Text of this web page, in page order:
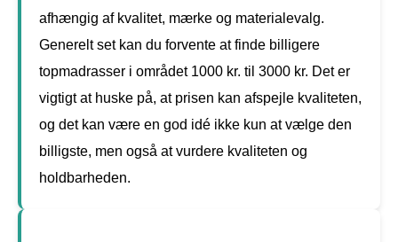
afhængig af kvalitet, mærke og materialevalg.
Generelt set kan du forvente at finde billigere
topmadrasser i området 1000 kr. til 3000 kr. Det er
vigtigt at huske på, at prisen kan afspejle kvaliteten,
og det kan være en god idé ikke kun at vælge den
billigste, men også at vurdere kvaliteten og
holdbarheden.